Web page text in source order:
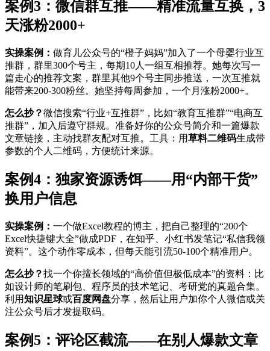
案例3：微信群互推——精准流量互换，3
天涨粉2000+
实操案例： 做育儿公众号的“橙子妈妈”加入了一个母婴行业互
推群，群里300个号主，每期10人一组互相推荐。她每次写一
篇走心的推荐文案，群里其他9个号主同步推送，一次互推就
能带来200-300粉丝。她坚持每周参加，一个月涨粉2000+。
怎么抄？微信搜索“行业+互推群”，比如“教育互推群”“电商互
推群”，加入后遵守群规。准备好你的公众号简介和一篇爆款
文章链接，主动找群友配对互推。工具：用草料二维码生成带
参数的个人二维码，方便统计来源。
案例4：独家资源诱饵——用“内部干货”
换用户信息
实操案例： 一个做Excel教程的博主，把自己整理的“200个
Excel快捷键大全”做成PDF，在知乎、小红书发笔记“私信我领
资料”。这个动作零成本，但每天能引流50-100个精准用户。
怎么抄？找一个你擅长领域的“高价值但极低成本”的资料：比
如设计师的笔刷包、程序员的技术笔记、考研党的真题合集。
利用知识星球或百度网盘分享，然后让用户加你个人微信或关
注公众号后才发提取码。
案例5：评论区截流——在别人爆款文章